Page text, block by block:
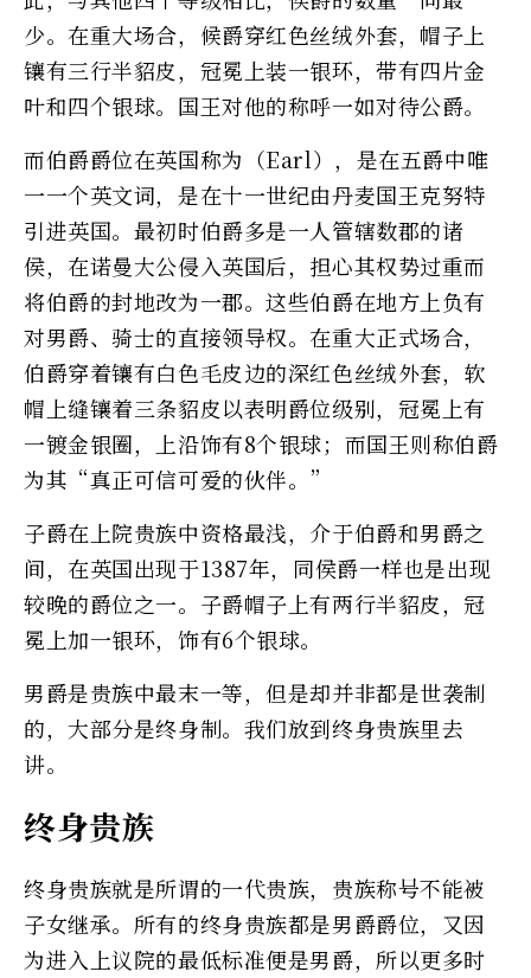
少。在重大场合，候爵穿红色丝绒外套，帽子上
镶有三行半貂皮，冠冕上装一银环，带有四片金
叶和四个银球。国王对他的称呼一如对待公爵。
而伯爵爵位在英国称为（Earl），是在五爵中唯
一一个英文词，是在十一世纪由丹麦国王克努特
引进英国。最初时伯爵多是一人管辖数郡的诸
侯，在诺曼大公侵入英国后，担心其权势过重而
将伯爵的封地改为一郡。这些伯爵在地方上负有
对男爵、骑士的直接领导权。在重大正式场合，
伯爵穿着镶有白色毛皮边的深红色丝绒外套，软
帽上缝镶着三条貂皮以表明爵位级别，冠冕上有
一镀金银圈，上沿饰有8个银球；而国王则称伯爵
为其“真正可信可爱的伙伴。”
子爵在上院贵族中资格最浅，介于伯爵和男爵之
间，在英国出现于1387年，同侯爵一样也是出现
较晚的爵位之一。子爵帽子上有两行半貂皮，冠
冕上加一银环，饰有6个银球。
男爵是贵族中最末一等，但是却并非都是世袭制
的，大部分是终身制。我们放到终身贵族里去
讲。
终身贵族
终身贵族就是所谓的一代贵族，贵族称号不能被
子女继承。所有的终身贵族都是男爵爵位，又因
为进入上议院的最低标准便是男爵，所以更多时